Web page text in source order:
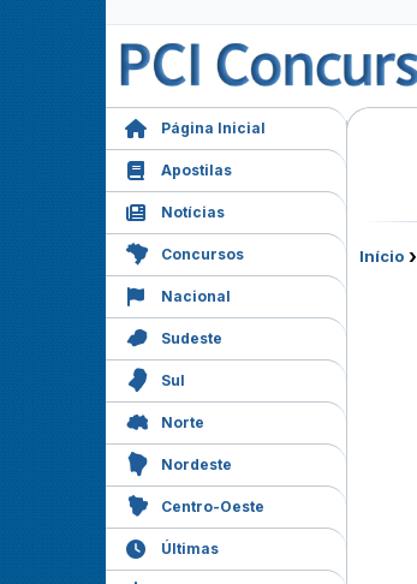
Página Inicial
Apostilas
Notícias
Concursos
Nacional
Sudeste
Sul
Norte
Nordeste
Centro-Oeste
Últimas
Início ›